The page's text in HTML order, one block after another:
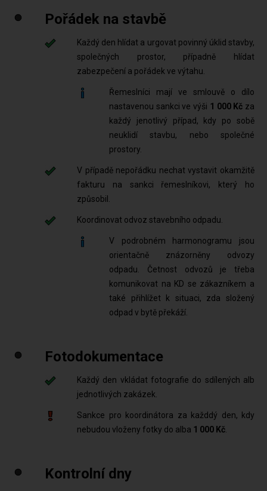
Pořádek na stavbě
Každý den hlídat a urgovat povinný úklid stavby,
společných prostor, případně hlídat
zabezpečení a pořádek ve výtahu.
Řemeslníci mají ve smlouvě o dílo
nastavenou sankci ve výši 1 000 Kč za
každý jenotlivý případ, kdy po sobě
neuklidí stavbu, nebo společné
prostory.
V případě nepořádku nechat vystavit okamžitě
fakturu na sankci řemeslníkovi, který ho
způsobil.
Koordinovat odvoz stavebního odpadu.
V podrobném harmonogramu jsou
orientačně znázorněny odvozy
odpadu. Četnost odvozů je třeba
komunikovat na KD se zákazníkem a
také přihlížet k situaci, zda složený
odpad v bytě překáží.
Fotodokumentace
Každý den vkládat fotografie do sdílených alb
jednotlivých zakázek.
Sankce pro koordinátora za každdý den, kdy
nebudou vloženy fotky do alba 1 000 Kč
Kontrolní dny